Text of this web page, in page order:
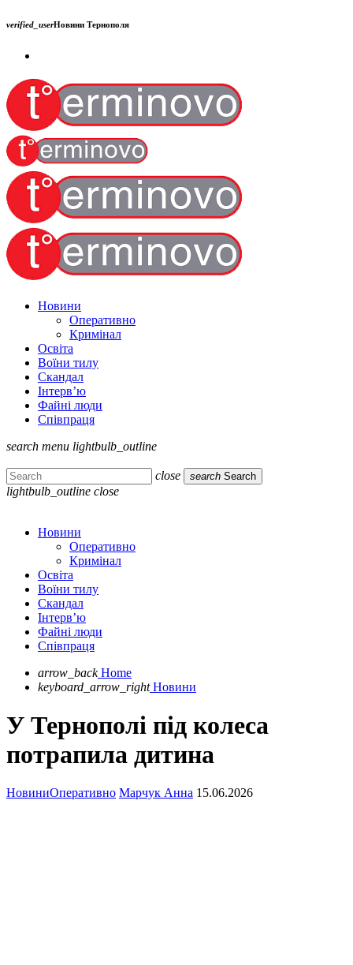
verified_userНовини Тернополя
Новини
Оперативно
Кримінал
Освіта
Воїни тилу
Скандал
Інтерв’ю
Файні люди
Співпраця
search menu lightbulb_outline
close search Search
lightbulb_outline close
Новини
Оперативно
Кримінал
Освіта
Воїни тилу
Скандал
Інтерв’ю
Файні люди
Співпраця
arrow_back Home
keyboard_arrow_right Новини
У Тернополі під колеса
потрапила дитина
НовиниОперативно Марчук Анна 15.06.2026